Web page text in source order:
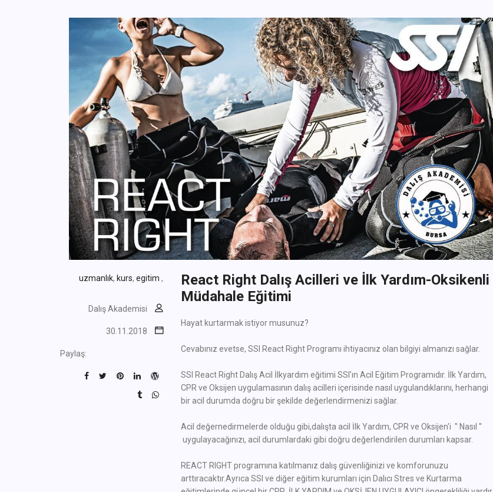
uzmanlık, kurs, egitim ,
Dalış Akademisi
30.11.2018
Paylaş:
React Right Dalış Acilleri ve İlk Yardım-Oksikenli
Müdahale Eğitimi
Hayat kurtarmak istiyor musunuz?
Cevabınız evetse, SSI React Right Programı ihtiyacınız olan bilgiyi almanızı sağlar.
SSI React Right Dalış Acil İlkyardım eğitimi SSI'ın Acil Eğitim Programıdır. İlk Yardım,
CPR ve Oksijen uygulamasının dalış acilleri içerisinde nasıl uygulandıklarını, herhangi
bir acil durumda doğru bir şekilde değerlendirmenizi sağlar.
Acil değernedirmelerde olduğu gibi,dalışta acil İlk Yardım, CPR ve Oksijen'i '' Nasıl ''
uygulayacağınızı, acil durumlardaki gibi doğru değerlendirilen durumları kapsar.
REACT RIGHT programına katılmanız dalış güvenliğinizi ve komforunuzu
arttıracaktır.Ayrıca SSI ve diğer eğitim kurumları için Dalıcı Stres ve Kurtarma